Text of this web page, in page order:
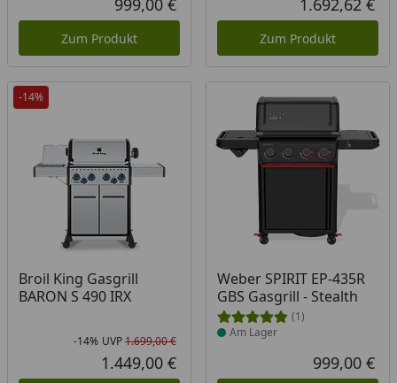
Aktueller Preis
999,00 €
Zum Produkt
1.692,62 €
Zum Produkt
-14%
Broil King Gasgrill
BARON S 490 IRX
Rabatt in Prozent
-14%
Ursprünglicher Preis
UVP1.699,00 €
Aktueller Preis
1.449,00 €
Weber SPIRIT EP-435R
GBS Gasgrill - Stealth
(1)
Produkt am Lager
Am Lager
999,00 €